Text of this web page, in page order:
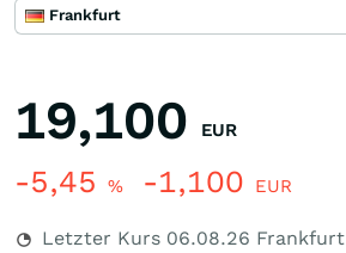
Frankfurt
19,100 EUR
-5,45 % -1,100 EUR
Letzter Kurs 06.08.26 Frankfurt